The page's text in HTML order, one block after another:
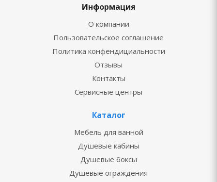
Информация
О компании
Пользовательское соглашение
Политика конфендициальности
Отзывы
Контакты
Сервисные центры
Каталог
Мебель для ванной
Душевые кабины
Душевые боксы
Душевые ограждения